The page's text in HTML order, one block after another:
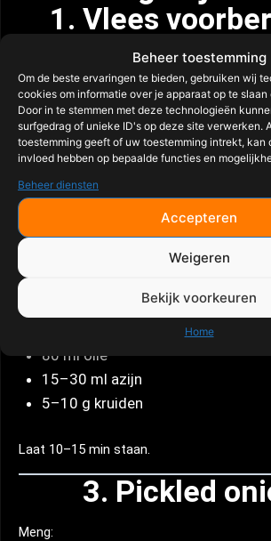
Beheer toestemming
Om de beste ervaringen te bieden, gebruiken wij
cookies om informatie over je apparaat op te
Door in te stemmen met deze technologieën
surfgedrag of unieke ID's op deze site verwerken.
toestemming geeft of uw toestemming intrekt, kan
invloed hebben op bepaalde functies en
Beheer diensten
Accepteren
Weigeren
Bekijk voorkeuren
Home
1. Vlees
Dep droog
Snijd vetrand licht in
Bestrijk met 15 ml olie
Kruid met 20–30 g rub
Laat 30 min rusten.
2. Chimichurri
Meng:
80 ml olie
15–30 ml azijn
5–10 g kruiden
Laat 10–15 min staan.
3. Pickled
Meng: